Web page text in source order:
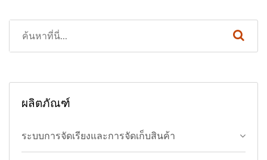
ผลิตภัณฑ์
ระบบการจัดเรียงและการจัดเก็บสินค้า